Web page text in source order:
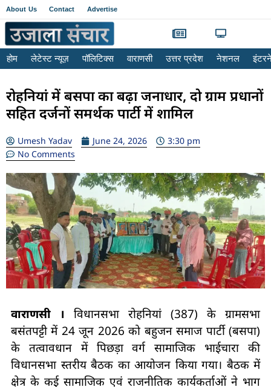
About Us Contact Advertise
होम लेटेस्ट न्यूज़ पॉलिटिक्स वाराणसी उत्तर प्रदेश नेशनल
रोहनियां में बसपा का बढ़ा जनाधार, दो ग्राम प्रधानों
सहित दर्जनों समर्थक पार्टी में शामिल
Umesh Yadav June 24, 2026
3:30 pm
No Comments
वाराणसी । विधानसभा रोहनियां (387) के ग्रामसभा
बसंतपट्टी में 24 जून 2026 को बहुजन समाज पार्टी (बसपा)
के तत्वावधान में पिछड़ा वर्ग सामाजिक भाईचारा की
विधानसभा स्तरीय बैठक का आयोजन किया गया। बैठक में
क्षेत्र के कई सामाजिक एवं राजनीतिक कार्यकर्ताओं ने भाग